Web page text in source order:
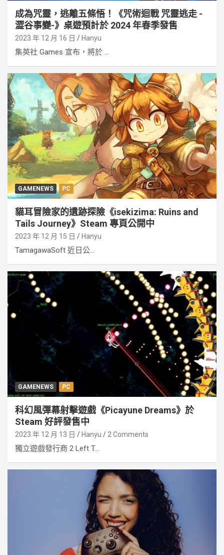
成為咒靈，逃離五條悟！《咒術迴戰 咒靈逃走 -
澀谷事變-》桌遊預計於 2024 年春季發售
2023 年 12 月 16 日 Hanyu
集英社 Games 宣布，將於 ...
GAMENEWS PC
貓耳冒險家的遺跡探險《isekizima: Ruins and
Tails Journey》Steam 專頁公開中
2023 年 12 月 15 日 Hanyu
TamagawaSoft 近日公...
GAMENEWS PC
科幻風彈幕射擊遊戲《Picayune Dreams》於
Steam 好評發售中
2023 年 12 月 13 日 Hanyu 2 Comments
獨立遊戲發行商 2 Left T...